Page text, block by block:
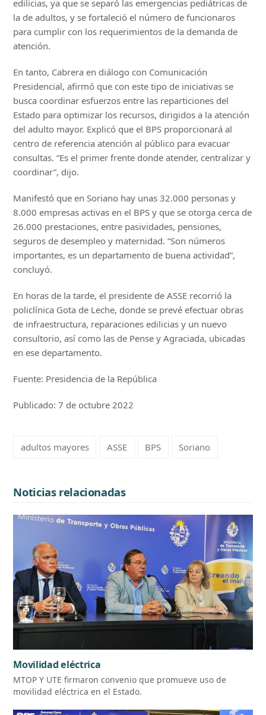
edilicias, ya que se separó las emergencias pediátricas de
la de adultos, y se fortaleció el número de funcionaros
para cumplir con los requerimientos de la demanda de
atención.
En tanto, Cabrera en diálogo con Comunicación
Presidencial, afirmó que con este tipo de iniciativas se
busca coordinar esfuerzos entre las reparticiones del
Estado para optimizar los recursos, dirigidos a la atención
del adulto mayor. Explicó que el BPS proporcionará al
centro de referencia atención al público para evacuar
consultas. “Es el primer frente donde atender, centralizar y
coordinar”, dijo.
Manifestó que en Soriano hay unas 32.000 personas y
8.000 empresas activas en el BPS y que se otorga cerca de
26.000 prestaciones, entre pasividades, pensiones,
seguros de desempleo y maternidad. “Son números
importantes, es un departamento de buena actividad”,
concluyó.
En horas de la tarde, el presidente de ASSE recorrió la
policlínica Gota de Leche, donde se prevé efectuar obras
de infraestructura, reparaciones edilicias y un nuevo
consultorio, así como las de Pense y Agraciada, ubicadas
en ese departamento.
Fuente: Presidencia de la República
Publicado: 7 de octubre 2022
adultos mayores ASSE BPS Soriano
Noticias relacionadas
Movilidad eléctrica
MTOP Y UTE firmaron convenio que promueve uso de
movilidad eléctrica en el Estado.